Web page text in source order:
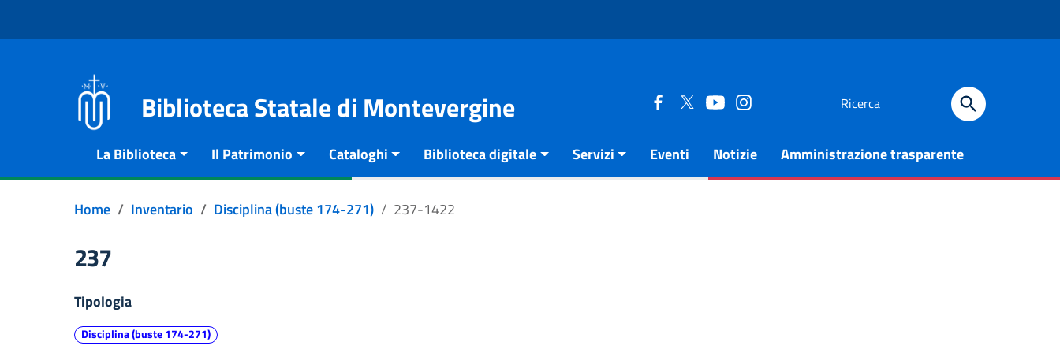
Biblioteca Statale di Montevergine
La Biblioteca Il Patrimonio Cataloghi Biblioteca digitale Servizi Eventi Notizie Amministrazione trasparente
Home Inventario Disciplina (buste 174-271) 237-1422
237
Tipologia
Disciplina (buste 174-271)